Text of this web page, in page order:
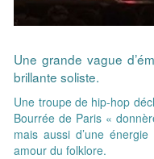
Une grande vague
brillante soliste.
Une troupe de hip-hop
Bourrée de Paris «
mais aussi d’une
amour du folklore.